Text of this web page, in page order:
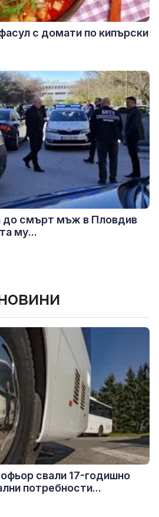
с домати по кипърски
до смърт мъж в Пловдив
му...
свали 17-годишно
потребности...